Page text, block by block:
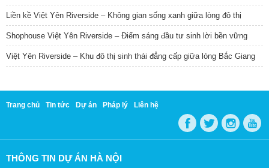
Liền kề Việt Yên Riverside – Không gian sống xanh giữa lòng đô thị
Shophouse Việt Yên Riverside – Điểm sáng đầu tư sinh lời bền vững
Việt Yên Riverside – Khu đô thị sinh thái đẳng cấp giữa lòng Bắc Giang
Trang chủ Tin tức Dự án Pháp lý Liên hệ
THÔNG TIN DỰ ÁN HÀ NỘI